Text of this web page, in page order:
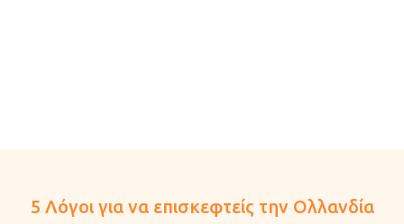
5 Λόγοι για να επισκεφτείς την Ολλανδία